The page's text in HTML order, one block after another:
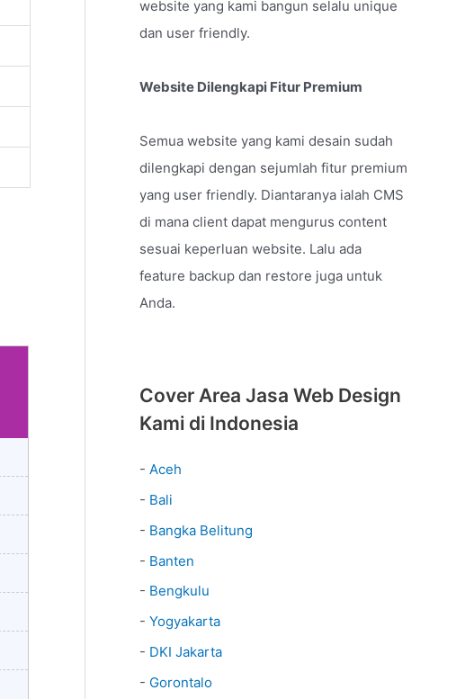
website yang kami bangun selalu unique
dan user friendly.
Website Dilengkapi Fitur Premium
Semua website yang kami desain sudah
dilengkapi dengan sejumlah fitur premium
yang user friendly. Diantaranya ialah CMS
di mana client dapat mengurus content
sesuai keperluan website. Lalu ada
feature backup dan restore juga untuk
Anda.
Cover Area Jasa Web Design
Kami di Indonesia
- Aceh
- Bali
- Bangka Belitung
- Banten
- Bengkulu
- Yogyakarta
- DKI Jakarta
- Gorontalo